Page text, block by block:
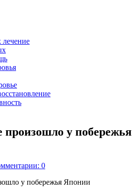
лечение
произошло у побережья
0